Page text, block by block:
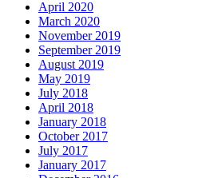
April 2020
March 2020
November 2019
September 2019
August 2019
May 2019
July 2018
April 2018
January 2018
October 2017
July 2017
January 2017